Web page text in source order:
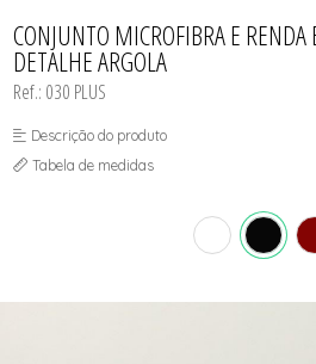
MATERNIDADE
SEM COSTURA
TOP
CONJUNTO MICROFIBRA E
DETALHE ARGOLA
Ref.: 030 PLUS
Descrição do produto
Tabela de medidas